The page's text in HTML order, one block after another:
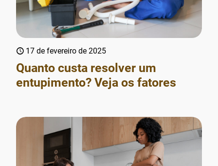
17 de fevereiro de 2025
Quanto custa resolver um
entupimento? Veja os fatores